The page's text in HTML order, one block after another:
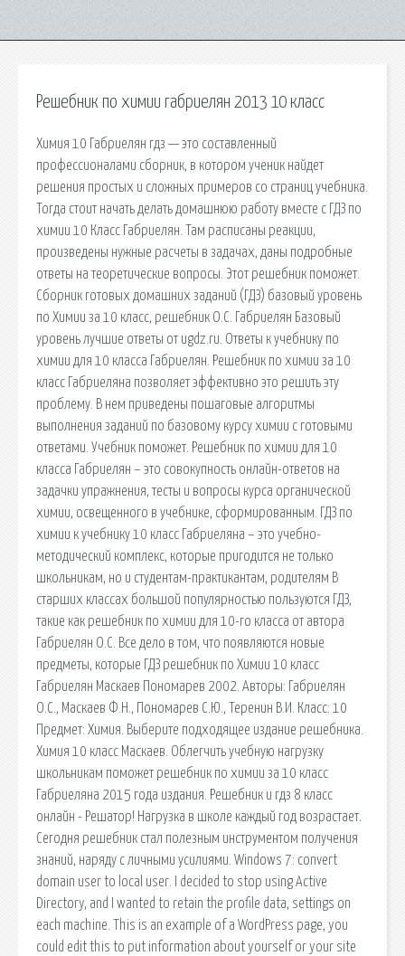
Решебник по химии габриелян 2013 10 класс
Химия 10 Габриелян гдз — это составленный
профессионалами сборник, в котором ученик найдет
решения простых и сложных примеров со страниц учебника.
Тогда стоит начать делать домашнюю работу вместе с ГДЗ по
химии 10 Класс Габриелян. Там расписаны реакции,
произведены нужные расчеты в задачах, даны подробные
ответы на теоретические вопросы. Этот решебник поможет.
Сборник готовых домашних заданий (ГДЗ) базовый уровень
по Химии за 10 класс, решебник О.С. Габриелян Базовый
уровень лучшие ответы от ugdz.ru. Ответы к учебнику по
химии для 10 класса Габриелян. Решебник по химии за 10
класс Габриеляна позволяет эффективно это решить эту
проблему. В нем приведены пошаговые алгоритмы
выполнения заданий по базовому курсу химии с готовыми
ответами. Учебник поможет. Решебник по химии для 10
класса Габриелян – это совокупность онлайн-ответов на
задачки упражнения, тесты и вопросы курса органической
химии, освещенного в учебнике, сформированным. ГДЗ по
химии к учебнику 10 класс Габриеляна – это учебно-
методический комплекс, которые пригодится не только
школьникам, но и студентам-практикантам, родителям В
старших классах большой популярностью пользуются ГДЗ,
такие как решебник по химии для 10-го класса от автора
Габриелян О.С. Все дело в том, что появляются новые
предметы, которые ГДЗ решебник по Химии 10 класс
Габриелян Маскаев Пономарев 2002. Авторы: Габриелян
О.С., Маскаев Ф.Н., Пономарев С.Ю., Теренин В.И. Класс: 10
Предмет: Химия. Выберите подходящее издание решебника.
Химия 10 класс Маскаев. Облегчить учебную нагрузку
школьникам поможет решебник по химии за 10 класс
Габриеляна 2015 года издания. Решебник и гдз 8 класс
онлайн - Решатор! Нагрузка в школе каждый год возрастает.
Сегодня решебник стал полезным инструментом получения
знаний, наряду с личными усилиями. Windows 7: convert
domain user to local user. I decided to stop using Active
Directory, and I wanted to retain the profile data, settings on
each machine. This is an example of a WordPress page, you
could edit this to put information about yourself or your site